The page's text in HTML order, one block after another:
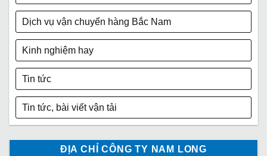
Dịch vụ vận chuyển hàng Bắc Nam
Kinh nghiệm hay
Tin tức
Tin tức, bài viết vận tải
ĐỊA CHỈ CÔNG TY NAM LONG